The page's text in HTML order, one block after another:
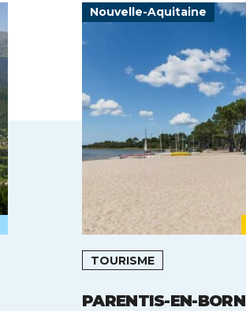
Nouvelle-Aquitaine
TOURISME
PARENTIS-EN-BORN